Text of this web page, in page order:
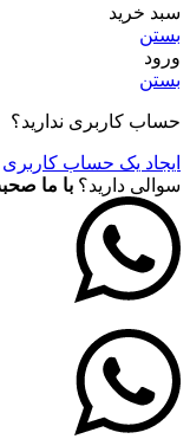
سبد خرید
بستن
ورود
بستن
حساب کاربری ندارید؟
ایجاد یک حساب کاربری
سوالی دارید؟ با ما